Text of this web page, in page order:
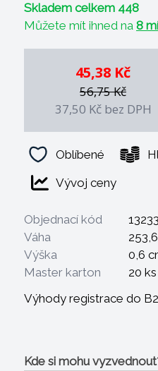
Skladem celkem 448
Můžete mít ihned na 8
45,38 Kč
56,75 Kč
37,50 Kč bez DPH
Oblíbené
Vývoj ceny
Objednací kód
Váha
Výška
0,6
Master karton
20 ks
Výhody registrace do
Kde si mohu